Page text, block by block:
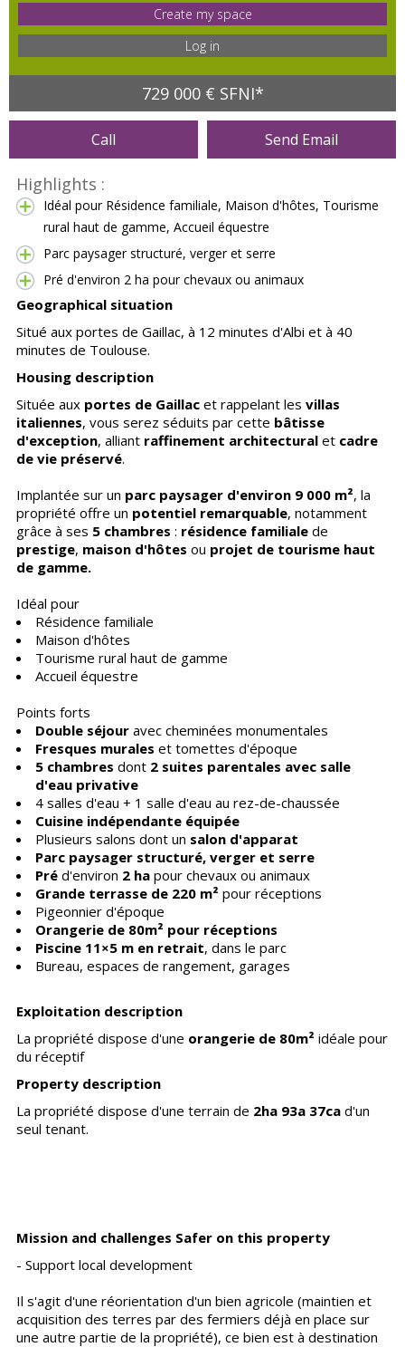
Create my space
Log in
729 000 € SFNI*
Call Send Email
Highlights :
Idéal pour Résidence familiale, Maison d'hôtes, Tourisme
rural haut de gamme, Accueil équestre
Parc paysager structuré, verger et serre
Pré d'environ 2 ha pour chevaux ou animaux
Geographical situation
Situé aux portes de Gaillac, à 12 minutes d'Albi et à 40
minutes de Toulouse.
Housing description
Située aux portes de Gaillac et rappelant les villas
italiennes, vous serez séduits par cette bâtisse
d'exception, alliant raffinement architectural et cadre
de vie préservé.
Implantée sur un parc paysager d'environ 9 000 m², la
propriété offre un potentiel remarquable, notamment
grâce à ses 5 chambres : résidence familiale de
prestige, maison d'hôtes ou projet de tourisme haut
de gamme.
Idéal pour
Résidence familiale
Maison d'hôtes
Tourisme rural haut de gamme
Accueil équestre
Points forts
Double séjour avec cheminées monumentales
Fresques murales et tomettes d'époque
5 chambres dont 2 suites parentales avec salle
d'eau privative
4 salles d'eau + 1 salle d'eau au rez-de-chaussée
Cuisine indépendante équipée
Plusieurs salons dont un salon d'apparat
Parc paysager structuré, verger et serre
Pré d'environ 2 ha pour chevaux ou animaux
Grande terrasse de 220 m² pour réceptions
Pigeonnier d'époque
Orangerie de 80m² pour réceptions
Piscine 11×5 m en retrait, dans le parc
Bureau, espaces de rangement, garages
Exploitation description
La propriété dispose d'une orangerie de 80m² idéale pour
du réceptif
Property description
La propriété dispose d'une terrain de 2ha 93a 37ca d'un
seul tenant.
Mission and challenges Safer on this property
- Support local development
Il s'agit d'une réorientation d'un bien agricole (maintien et
acquisition des terres par des fermiers déjà en place sur
une autre partie de la propriété), ce bien est à destination